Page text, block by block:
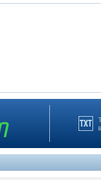
- Россия
- Россия
- Россия
1